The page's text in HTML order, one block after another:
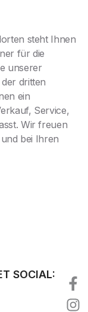
steht Ihnen
für die
unserer
dritten
ein
Service,
Wir freuen
bei Ihren
SOCIAL: